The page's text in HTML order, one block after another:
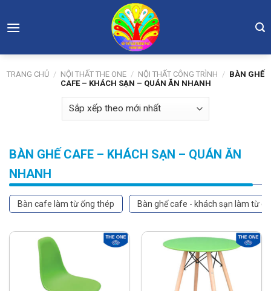
to
TRANG CHỦ / NỘI THẤT THE ONE / NỘI THẤT CÔNG TRÌNH / BÀN GHẾ
CAFE – KHÁCH SẠN – QUÁN ĂN NHANH
BÀN GHẾ CAFE – KHÁCH SẠN – QUÁN ĂN
NHANH
bàn cafe làm từ ống thép bàn ghế cafe - khách sạn làm từ